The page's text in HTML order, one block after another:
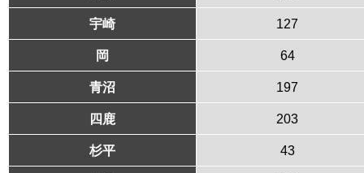
宇崎 127
岡 64
青沼 197
四鹿 203
杉平 43